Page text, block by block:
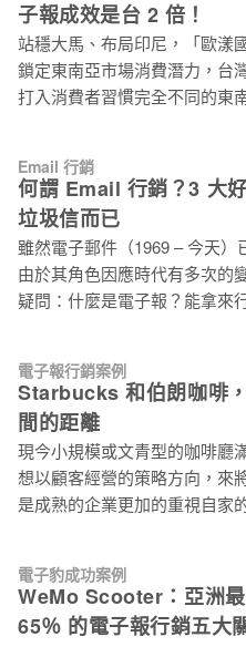
助，這次整理了四大常用的市
都遇過，只是沒有統整過，透
板，發現有人徵求一起做清潔
人一拍即合，潔客幫順勢而生。 不過他們在研究台灣市場
到，清潔媒合行業在台灣早就
市場份額。潔客幫為了找尋商
收錢後服務。 過去業界多半打掃完才付款，但潔客了解旗下配
合的「潔客（清潔師）」都希
先付款再到府打掃機制。不僅
同時實現周薪發酬制度，提升潔客接案
制
子報成效是台 2 倍！
站穩大馬、布局印尼，「歐漾
鎖定東南亞市場消費潛力，台
打入消費者習慣完全不同的東
aquater、ELLE SKINCARE
簡約時尚保養品牌，產品通路
並於 Yahoo 購物中心、商城、
更早在台灣南向議題發燒前，
闖出一片天，更預計下半年進軍
西亞找辦公室、Po 文招聘員
際直郵方式，消費者在當地下
業務夥伴，決定自己接手建立馬來西
費者後，楊智斌觀察到，在消
大多偏好使用 PM（私訊）方
為行銷人員很重要，後來發現
Email 行銷
何謂 Email 行銷？3 大
垃圾信而已
雖然電子郵件（1969 – 今天
由於其角色因應時代有多次的
疑問：什麼是電子報？能拿來
道之一。 EDM / 電子報 / Email 行銷是什麼？ 首先，由於各國
針對個資法和相關法規的限制
可式行銷」的方式進行。雖然
行銷中，許可式行銷已經是非常
費者在全聯填寫聯絡資料，允
銷型 Email 2. 訂閱數位時代的紙本雜誌，包含其中的廣編稿。-
知。- 通知型 Email 4. 註冊會員的確認信件也是 Email 運用的一
環。- 通知型 Email EDM（電子報）就是用 Email 代替原本由
實體郵局扮演的傳遞管道，將
電子報行銷案例
Starbucks 和伯朗咖啡
間的距離
現今小規模或文青型的咖啡廳
想以顧客經營的策略方向，來
是成熟的企業更加的重視自家
型連鎖咖啡電子報行銷的應用
報實務運用有更具體的參考方向。 訂閱表單 目前幾乎
都有在官網上設置了訂閱表單
電子豹成功案例
WeMo Scooter：亞洲
65％ 的電子報行銷五大